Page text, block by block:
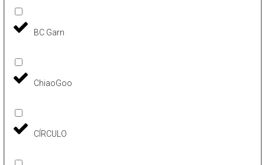
BC Garn
ChiaoGoo
CÍRCULO